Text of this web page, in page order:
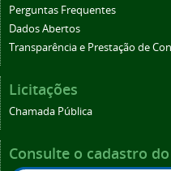
Perguntas Frequentes
Dados Abertos
Transparência e Prestação de
Licitações
Chamada Pública
Consulte o cadastro do